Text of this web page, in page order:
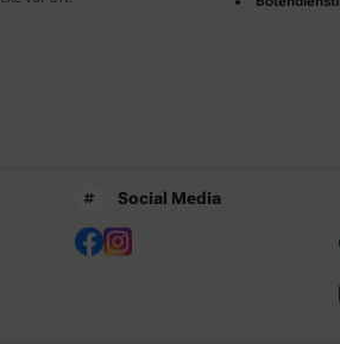
Social Media